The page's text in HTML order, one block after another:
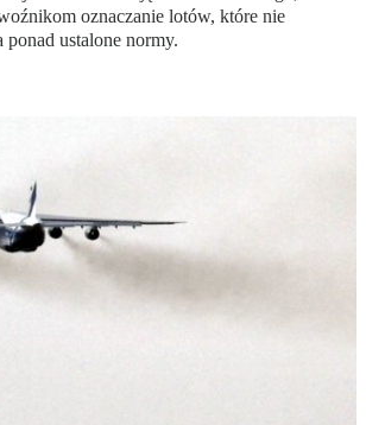
oznaczanie lotów, które nie
ustalone normy.